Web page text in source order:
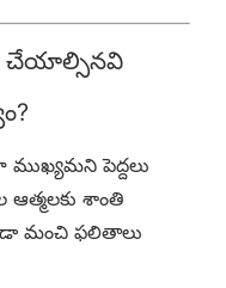
చేయాల్సినవి
పెద్దలు
ఆత్మలకు శాంతి
మంచి ఫలితాలు